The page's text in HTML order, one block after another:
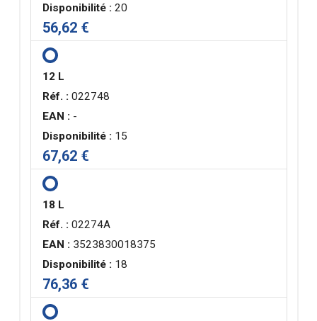
Disponibilité : 20
56,62 €
12 L
Réf. : 022748
EAN : -
Disponibilité : 15
67,62 €
18 L
Réf. : 02274A
EAN : 3523830018375
Disponibilité : 18
76,36 €